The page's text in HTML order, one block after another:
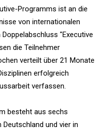
Programms ist an die
von internationalen
"Executive
die Teilnehmer
verteilt über 21 Monate
erfolgreich
verfassen.
besteht aus sechs
und vier in